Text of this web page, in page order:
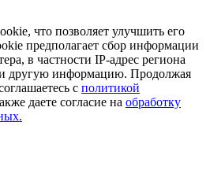
что позволяет улучшить его
предполагает сбор информации
в частности IP-адрес региона
другую информацию. Продолжая
с политикой
даете согласие на обработку